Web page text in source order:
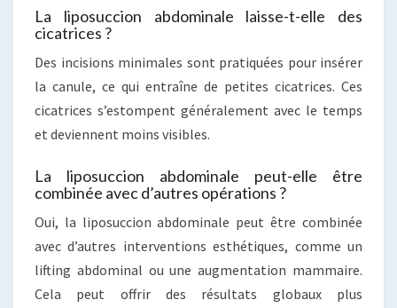
La liposuccion abdominale laisse-t-elle des
cicatrices ?
Des incisions minimales sont pratiquées pour insérer
la canule, ce qui entraîne de petites cicatrices. Ces
cicatrices s’estompent généralement avec le temps
et deviennent moins visibles.
La liposuccion abdominale peut-elle être
combinée avec d’autres opérations ?
Oui, la liposuccion abdominale peut être combinée
avec d’autres interventions esthétiques, comme un
lifting abdominal ou une augmentation mammaire.
Cela peut offrir des résultats globaux plus